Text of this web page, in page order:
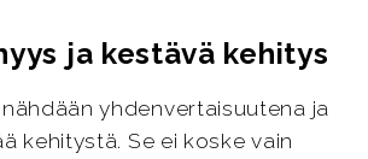
ja kestävä kehitys
yhdenvertaisuutena ja
kehitystä. Se ei koske vain